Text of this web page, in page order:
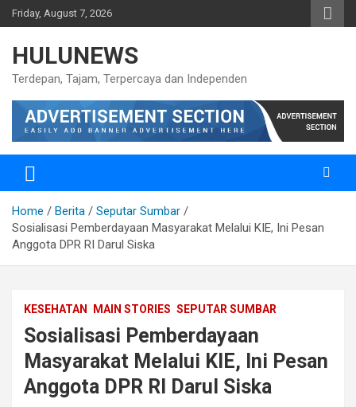
Skip
to
Friday, August 7, 2026
HULUNEWS
Terdepan, Tajam, Terpercaya dan Independen
Home Berita
Seputar Sumbar
Sosialisasi Pemberdayaan Masyarakat Melalui KIE, Ini Pesan
Anggota DPR RI Darul Siska
KESEHATAN MAIN STORIES SEPUTAR SUMBAR
Sosialisasi Pemberdayaan
Masyarakat Melalui KIE, Ini Pesan
Anggota DPR RI Darul Siska